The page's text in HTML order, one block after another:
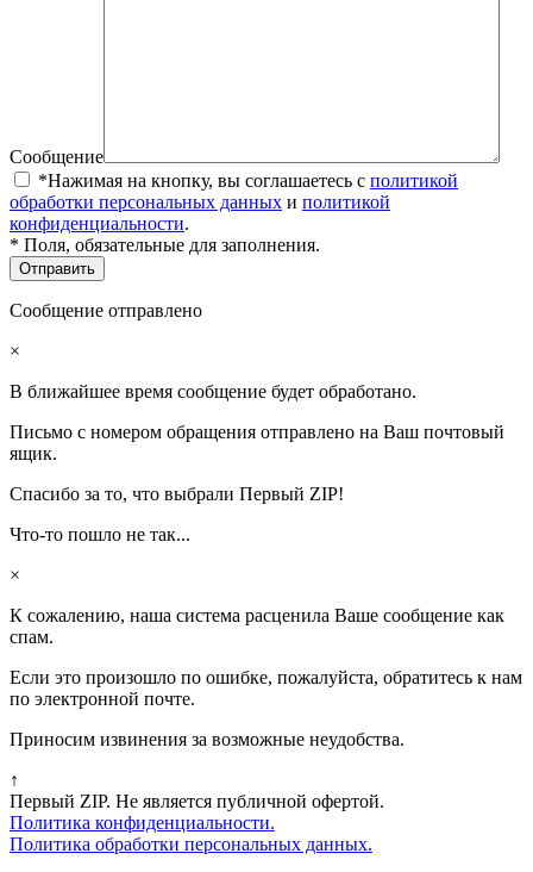
Сообщение
*Нажимая на кнопку, вы соглашаетесь с политикой
обработки персональных данных и политикой
конфиденциальности.
* Поля, обязательные для заполнения.
Сообщение отправлено
×
В ближайшее время сообщение будет обработано.
Письмо с номером обращения отправлено на Ваш почтовый
ящик.
Спасибо за то, что выбрали Первый ZIP!
Что-то пошло не так...
×
К сожалению, наша система расценила Ваше сообщение как
спам.
Если это произошло по ошибке, пожалуйста, обратитесь к нам
по электронной почте.
Приносим извинения за возможные неудобства.
↑
Первый ZIP. Не является публичной офертой.
Политика конфиденциальности.
Политика обработки персональных данных.